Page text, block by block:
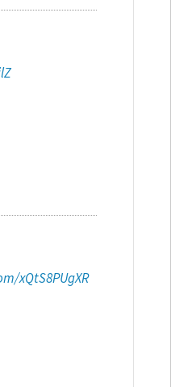
xQtS8PUgXR